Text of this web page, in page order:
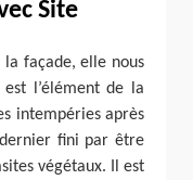
Site
façade, elle nous
l’élément de la
intempéries après
fini par être
végétaux. Il est